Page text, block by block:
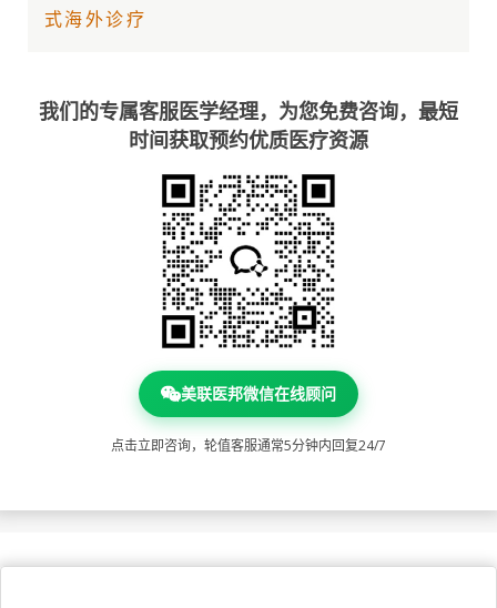
式海外诊疗
我们的专属客服医学经理，为您免费咨询，最短
时间获取预约优质医疗资源
美联医邦微信在线顾问
点击立即咨询，轮值客服通常5分钟内回复24/7